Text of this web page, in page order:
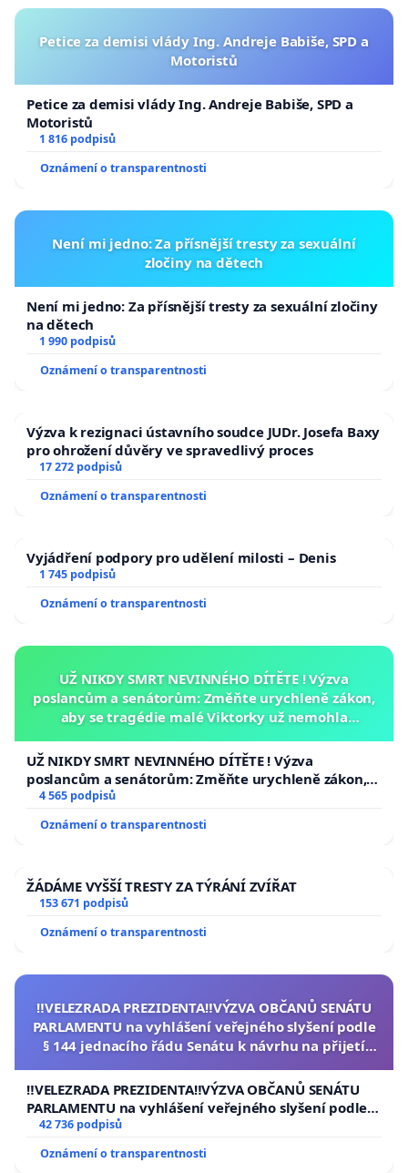
Petice za demisi vlády Ing. Andreje Babiše, SPD a
Motoristů
Petice za demisi vlády Ing. Andreje Babiše, SPD a
Motoristů
1 816 podpisů
Oznámení o transparentnosti
Není mi jedno: Za přísnější tresty za sexuální
zločiny na dětech
Není mi jedno: Za přísnější tresty za sexuální zločiny
na dětech
1 990 podpisů
Oznámení o transparentnosti
Výzva k rezignaci ústavního soudce JUDr. Josefa Baxy
pro ohrožení důvěry ve spravedlivý proces
17 272 podpisů
Oznámení o transparentnosti
Vyjádření podpory pro udělení milosti – Denis
1 745 podpisů
Oznámení o transparentnosti
UŽ NIKDY SMRT NEVINNÉHO DÍTĚTE ! Výzva
poslancům a senátorům: Změňte urychleně zákon,
aby se tragédie malé Viktorky už nemohla
UŽ NIKDY SMRT NEVINNÉHO DÍTĚTE ! Výzva
poslancům a senátorům: Změňte urychleně zákon,
aby se tragédie malé Viktorky už nemohla opakovat!
4 565 podpisů
Oznámení o transparentnosti
ŽÁDÁME VYŠŠÍ TRESTY ZA TÝRÁNÍ ZVÍŘAT
153 671 podpisů
Oznámení o transparentnosti
‼️VELEZRADA PREZIDENTA‼️VÝZVA OBČANŮ SENÁTU
PARLAMENTU na vyhlášení veřejného slyšení podle
§ 144 jednacího řádu Senátu k návrhu na přijetí
republiky
‼️VELEZRADA PREZIDENTA‼️VÝZVA OBČANŮ SENÁTU
PARLAMENTU na vyhlášení veřejného slyšení podle §
144 jednacího řádu Senátu k návrhu na přijetí
usnesení k podání ústavní žaloby na prezidenta
republiky
42 736 podpisů
Oznámení o transparentnosti